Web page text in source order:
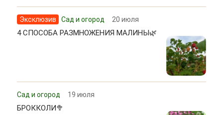
Эксклюзив Сад и огород 20 июля
4 СПОСОБА РАЗМНОЖЕНИЯ МАЛИНЫ🌿
Сад и огород 19 июля
БРОККОЛИ🥦